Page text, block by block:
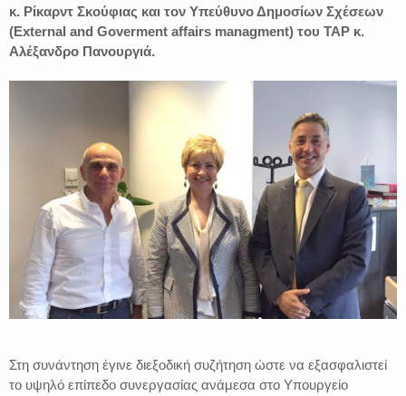
κ. Ρίκαρντ Σκούφιας και τον Υπεύθυνο Δημοσίων Σχέσεων
(External and Goverment affairs managment) του TAP κ.
Αλέξανδρο Πανουργιά.
Στη συνάντηση έγινε διεξοδική συζήτηση ώστε να εξασφαλιστεί
το υψηλό επίπεδο συνεργασίας ανάμεσα στο Υπουργείο